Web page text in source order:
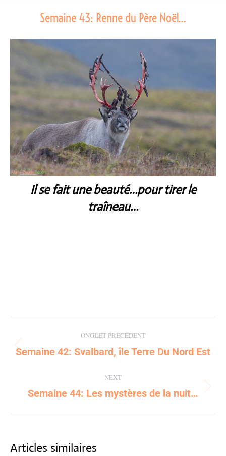
Semaine 43: Renne du Père Noël…
Il se fait une beauté…pour tirer le
traîneau…
navigation
ONGLET PRÉCÉDENT
Previous
Semaine 42: Svalbard, île Terre Du Nord Est
NEXT
Next
Semaine 44: Les mystères de la nuit…
Articles similaires